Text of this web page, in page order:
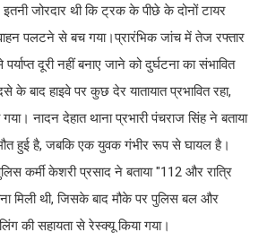
जोरदार थी कि ट्रक के पीछे के दोनों टायर
वाहन पलटने से बच गया।प्रारंभिक जांच में तेज रफ्तार
दूरी नहीं बनाए जाने को दुर्घटना का संभावित
के बाद हाइवे पर कुछ देर यातायात प्रभावित रहा,
नादन देहात थाना प्रभारी पंचराज सिंह ने बताया
हुई है, जबकि एक युवक गंभीर रूप से घायल है।
कर्मी केशरी प्रसाद ने बताया "112 और रात्रि
मिली थी, जिसके बाद मौके पर पुलिस बल और
की सहायता से रेस्क्यू किया गया।